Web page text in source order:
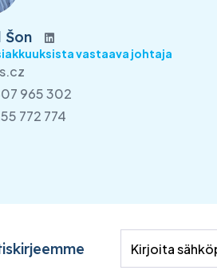
Šon
vastaava johtaja
965 302
772 774